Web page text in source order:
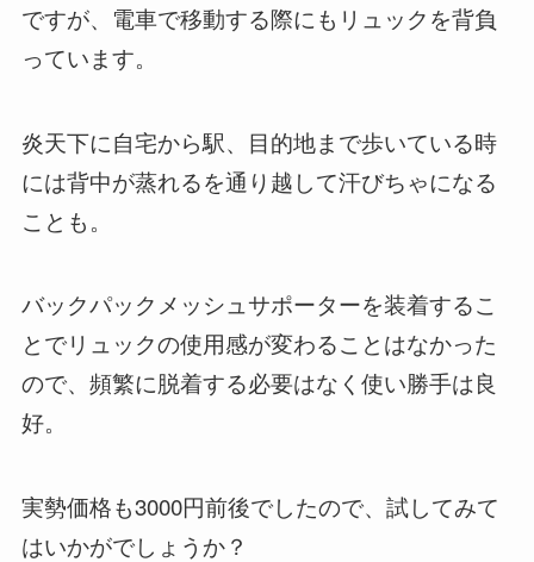
ですが、電車で移動する際にもリュックを背負
っています。
炎天下に自宅から駅、目的地まで歩いている時
には背中が蒸れるを通り越して汗びちゃになる
ことも。
バックパックメッシュサポーターを装着するこ
とでリュックの使用感が変わることはなかった
ので、頻繁に脱着する必要はなく使い勝手は良
好。
実勢価格も3000円前後でしたので、試してみて
はいかがでしょうか？